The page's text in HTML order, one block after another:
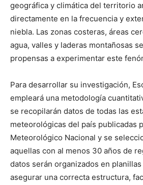
geográfica y climática del territorio
directamente en la frecuencia y
niebla. Las zonas costeras, áreas
agua, valles y laderas montañosas
propensas a experimentar este
Para desarrollar su investigación,
empleará una metodología
se recopilarán datos de todas las
meteorológicas del país publicadas
Meteorológico Nacional y se
aquellas con al menos 30 años de
datos serán organizados en
asegurar una correcta estructura,